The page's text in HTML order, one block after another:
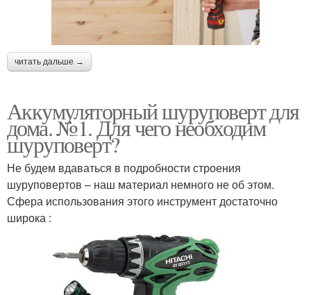
читать дальше →
Аккумуляторный шуруповерт для
дома. №1. Для чего необходим
шуруповерт?
Не будем вдаваться в подробности строения
шуруповертов – наш материал немного не об этом.
Сфера использования этого инструмент достаточно
широка :